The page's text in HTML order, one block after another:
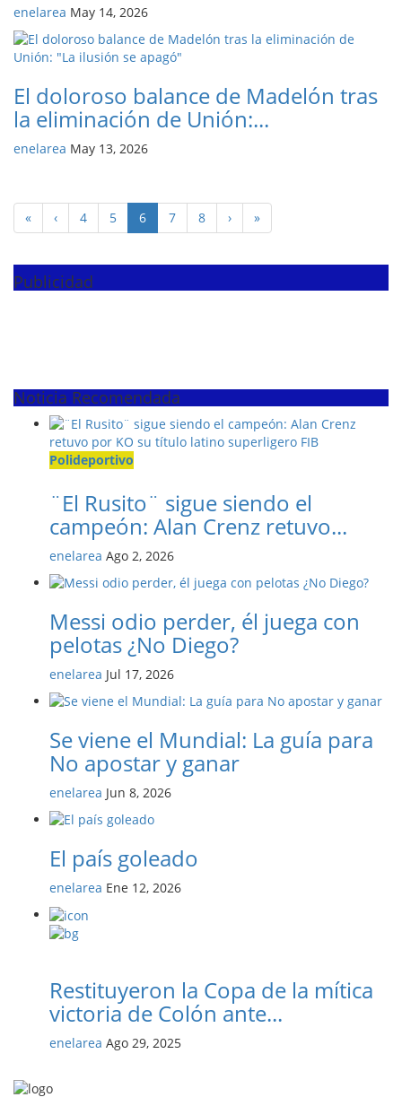
enelarea May 14, 2026
El doloroso balance de Madelón tras
la eliminación de Unión:...
enelarea May 13, 2026
« ‹ 4 5 6 7 8 › »
Publicidad
Noticia Recomendada
Polideportivo
¨El Rusito¨ sigue siendo el
campeón: Alan Crenz retuvo...
enelarea Ago 2, 2026
Messi odio perder, él juega con
pelotas ¿No Diego?
enelarea Jul 17, 2026
Se viene el Mundial: La guía para
No apostar y ganar
enelarea Jun 8, 2026
El país goleado
enelarea Ene 12, 2026
Restituyeron la Copa de la mítica
victoria de Colón ante...
enelarea Ago 29, 2025